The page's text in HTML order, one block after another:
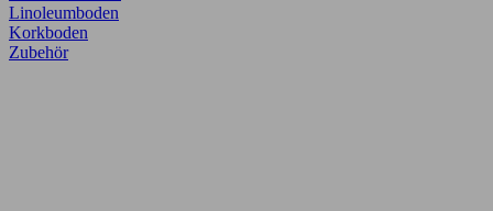
Linoleumboden
Korkboden
Zubehör